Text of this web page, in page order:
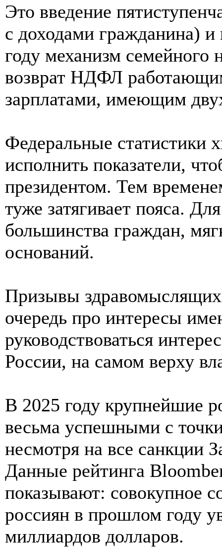
Это введение
с доходами гражданина) и
году механизм семейного
возврат НДФЛ
зарплатами, имеющим
Федеральные статистики
исполнить показатели,
президентом. Тем
туже затягивает пояса.
большинства граждан,
оснований.
Призывы
очередь про интересы
руководствоваться
России, на самом верху
В 2025 году крупнейшие
весьма успешными с
несмотря на все санкции
Данные рейтинга
показывают: совокупное
россиян в прошлом году
миллиардов долларов.